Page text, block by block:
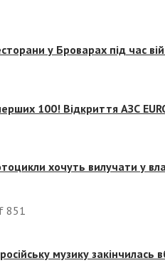
у Броварах під час
100! Відкриття АЗС
хочуть вилучати у
851
музику закінчилась